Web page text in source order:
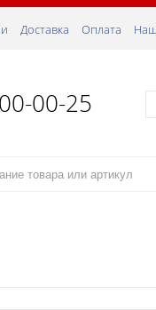
Доставка Оплата
00-25